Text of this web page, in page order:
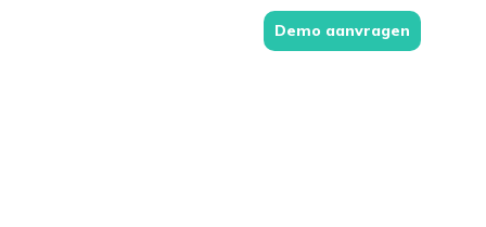
Demo aanvragen